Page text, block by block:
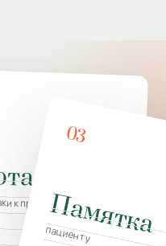
к приёму
03
Памятка
пациенту